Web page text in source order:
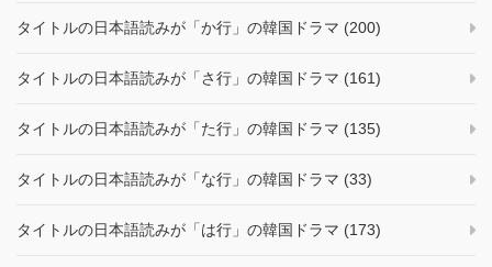
タイトルの日本語読みが「か行」の韓国ドラマ (200)
タイトルの日本語読みが「さ行」の韓国ドラマ (161)
タイトルの日本語読みが「た行」の韓国ドラマ (135)
タイトルの日本語読みが「な行」の韓国ドラマ (33)
タイトルの日本語読みが「は行」の韓国ドラマ (173)